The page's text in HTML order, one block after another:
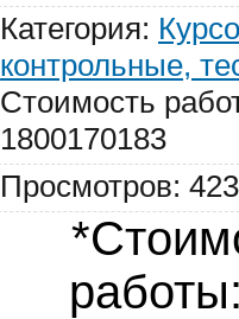
Категория:
контрольные,
Стоимость
1800170183
Просмотров: 423